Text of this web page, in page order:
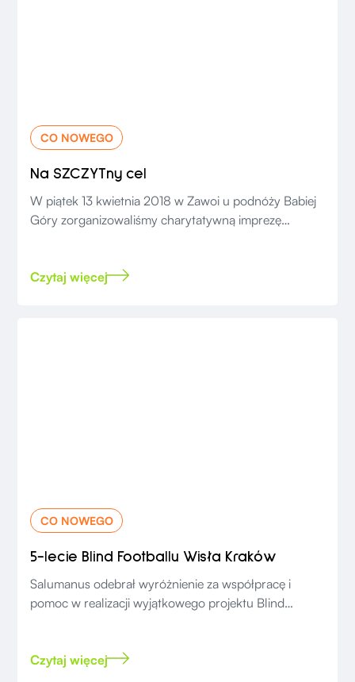
CO NOWEGO
Na SZCZYTny cel
W piątek 13 kwietnia 2018 w Zawoi u podnóży Babiej
Góry zorganizowaliśmy charytatywną imprezę
Czytaj więcej
CO NOWEGO
5-lecie Blind Footballu Wisła Kraków
Salumanus odebrał wyróżnienie za współpracę i
pomoc w realizacji wyjątkowego projektu Blind
Czytaj więcej